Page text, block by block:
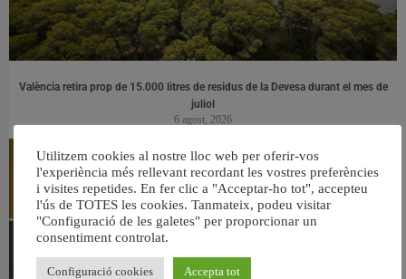
València retira prop de 15.000 litres de residus de la Devesa durant el mes de
juliol
6 agost, 2026
Utilitzem cookies al nostre lloc web per oferir-vos
l'experiència més rellevant recordant les vostres preferències
i visites repetides. En fer clic a "Acceptar-ho tot", accepteu
l'ús de TOTES les cookies. Tanmateix, podeu visitar
"Configuració de les galetes" per proporcionar un
consentiment controlat.
Configuració cookies Accepta tot